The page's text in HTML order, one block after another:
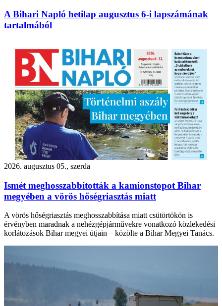
A Bihari Napló hetilap augusztus 6-i lapszámának
tartalmából
2026. augusztus 05., szerda
Ismét meghosszabbították a kamionstopot Bihar
megyében a vörös hőségriasztás miatt
A vörös hőségriasztás meghosszabbítása miatt csütörtökön is
érvényben maradnak a nehézgépjárművekre vonatkozó közlekedési
korlátozások Bihar megyei útjain – közölte a Bihar Megyei Tanács.